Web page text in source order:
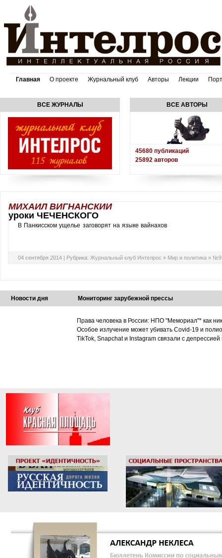
Главная О проекте Журнальный клуб Авторы Лекции
ВСЕ ЖУРНАЛЫ ВСЕ АВТОРЫ
45680 публикаций
25892 авторов
МИХАИЛ ВИГНАНСКИИ
уроки ЧЕЧЕНСКОГО
В Панкисском ущелье заговорят на языке вайнахов
04 сентября 2014 | Рубрика: Журнальный клуб Интелрос » Мир и политика »
Новости дня Мониторинг зарубежной прессы
Права человека в России: НПО "Мемориал"* как
Особое излучение может убивать Covid-19 и
TikTok, Snapchat и Instagram связали с